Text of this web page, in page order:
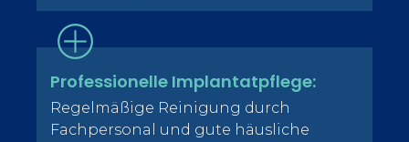
Professionelle Implantatpflege:
Regelmäßige Reinigung durch
Fachpersonal und gute häusliche